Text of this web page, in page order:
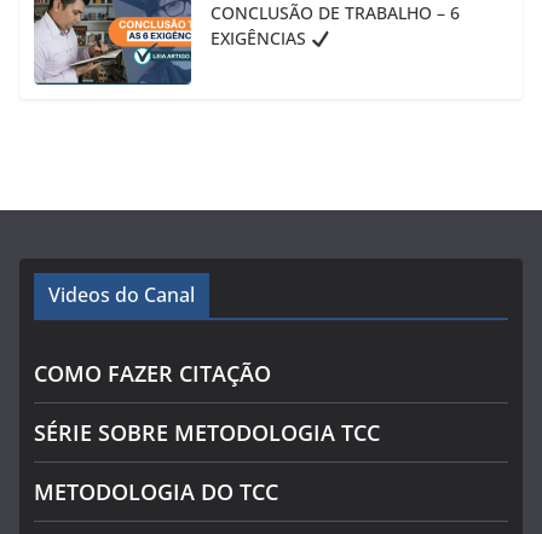
CONCLUSÃO DE TRABALHO – 6
EXIGÊNCIAS
Videos do Canal
COMO FAZER CITAÇÃO
SÉRIE SOBRE METODOLOGIA TCC
METODOLOGIA DO TCC